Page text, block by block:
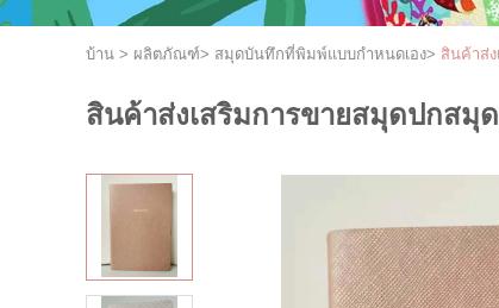
บ้าน > ผลิตภัณฑ์> สมุดบันทึกที่พิมพ์แบบกำหนดเอง> สินค้าส่
สินค้าส่งเสริมการขายสมุดปกสมุ